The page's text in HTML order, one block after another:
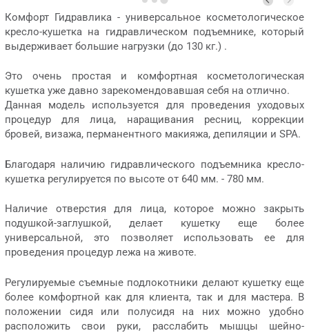
Комфорт Гидравлика - универсальное косметологическое
кресло-кушетка на гидравлическом подъемнике, который
выдерживает большие нагрузки (до 130 кг.) .
Это очень простая и комфортная косметологическая
кушетка уже давно зарекомендовавшая себя на отлично.
Данная модель используется для проведения уходовых
процедур для лица, наращивания ресниц, коррекции
бровей, визажа, перманентного макияжа, депиляции и SPA.
Благодаря наличию гидравлического подъемника кресло-
кушетка регулируется по высоте от 640 мм. - 780 мм.
Наличие отверстия для лица, которое можно закрыть
подушкой-заглушкой, делает кушетку еще более
универсальной, это позволяет использовать ее для
проведения процедур лежа на животе.
Регулируемые съемные подлокотники делают кушетку еще
более комфортной как для клиента, так и для мастера. В
положении сидя или полусидя на них можно удобно
расположить свои руки, расслабить мышцы шейно-